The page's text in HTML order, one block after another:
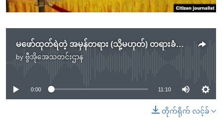
ကျော်
ရှာဖွေ
ကျော်
ဘာသာစကားများ မဖော်ထုတ်ရဲတဲ့ အမှန်တရား (သို့မဟုတ်) တရားခံကို ကာကွယ်တဲ့ ရှင်းလင်းပွဲ
by ဗွီအိုအေသတင်းဌာန
No media source currently available
0:00 11:10
တိုက်ရိုက် လင့်ခ်